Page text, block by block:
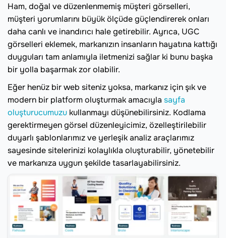
Ham, doğal ve düzenlenmemiş müşteri görselleri,
müşteri yorumlarını büyük ölçüde güçlendirerek onları
daha canlı ve inandırıcı hale getirebilir. Ayrıca, UGC
görselleri eklemek, markanızın insanların hayatına kattığı
duyguları tam anlamıyla iletmenizi sağlar ki bunu başka
bir yolla başarmak zor olabilir.
Eğer henüz bir web siteniz yoksa, markanız için şık ve
modern bir platform oluşturmak amacıyla sayfa
oluşturucumuzu kullanmayı düşünebilirsiniz. Kodlama
gerektirmeyen görsel düzenleyicimiz, özelleştirilebilir
duyarlı şablonlarımız ve yerleşik analiz araçlarımız
sayesinde sitelerinizi kolaylıkla oluşturabilir, yönetebilir
ve markanıza uygun şekilde tasarlayabilirsiniz.